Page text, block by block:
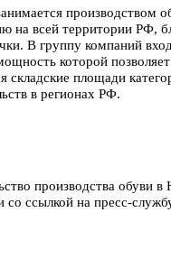
производством
на всей территории РФ,
В группу компаний
которой
складские площади
в регионах РФ.
производства обуви
со ссылкой на пресс-